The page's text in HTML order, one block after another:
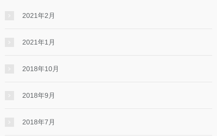
2021年2月
2021年1月
2018年10月
2018年9月
2018年7月